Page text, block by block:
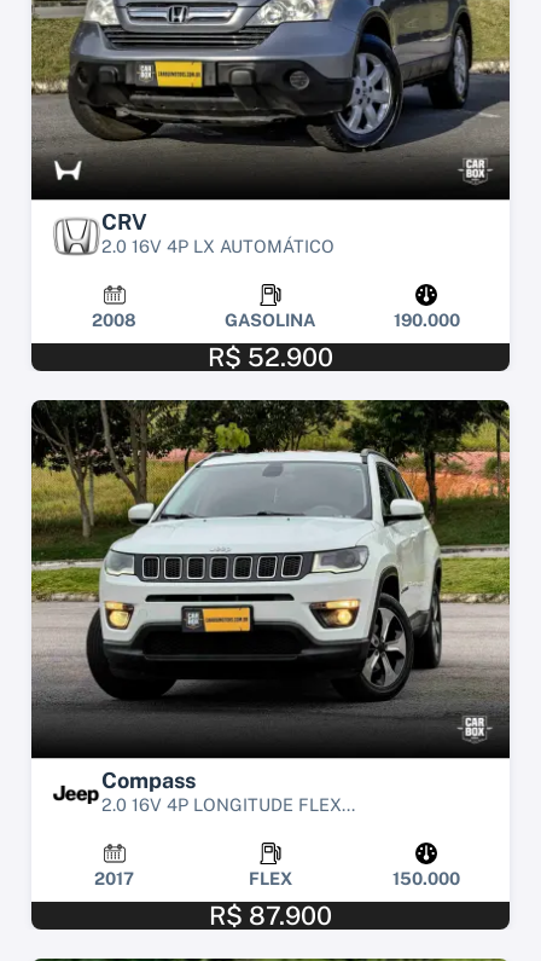
CRV
2.0 16V 4P LX AUTOMÁTICO
2008 GASOLINA 190.000
R$ 52.900
Compass
2.0 16V 4P LONGITUDE FLEX...
2017 FLEX 150.000
R$ 87.900